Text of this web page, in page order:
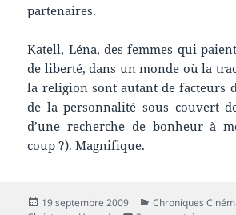
partenaires.
Katell, Léna, des femmes qui
de liberté, dans un monde où la
la religion sont autant de facteurs
de la personnalité sous couvert
d’une recherche de bonheur à
coup ?). Magnifique.
Publié
19 septembre 2009 Catégories
Chroniques